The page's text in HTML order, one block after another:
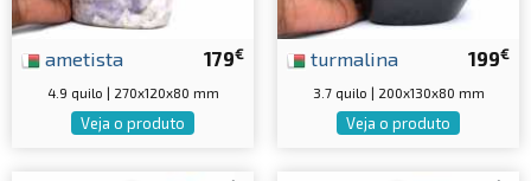
179€
ametista
4.9 quilo | 270x120x80 mm
Veja o produto
199€
turmalina
3.7 quilo | 200x130x80 mm
Veja o produto